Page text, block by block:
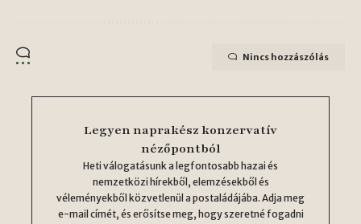
Nincs hozzászólás
Legyen naprakész konzervatív
nézőpontból
Heti válogatásunk a legfontosabb hazai és
nemzetközi hírekből, elemzésekből és
véleményekből közvetlenül a postaládájába. Adja meg
e-mail címét, és erősítse meg, hogy szeretné fogadni